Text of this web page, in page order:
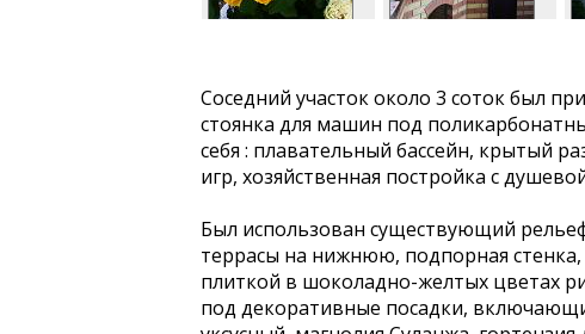
Соседний участок около 3 соток был
стоянка для машин под
себя : плавательный бассейн, крытый
игр, хозяйственная постройка с
Был использован существующий
террасы на нижнюю, подпорная
плиткой в шоколадно-желтых цветах
под декоративные посадки,